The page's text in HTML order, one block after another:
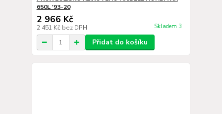
650L '93-20
2 966 Kč
2 451 Kč bez DPH Skladem 3
Přidat do košíku